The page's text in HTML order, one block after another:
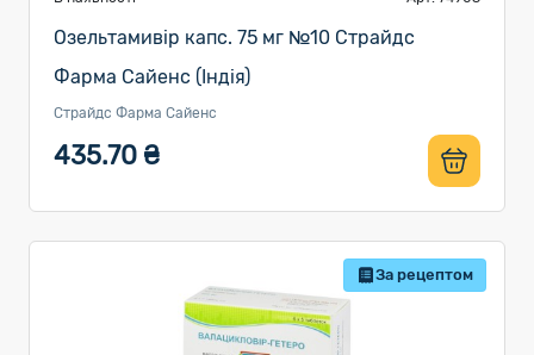
Озельтамивір капс. 75 мг №10 Страйдс
Фарма Сайенс (Індія)
Страйдс Фарма Сайенс
435.70 ₴
За рецептом